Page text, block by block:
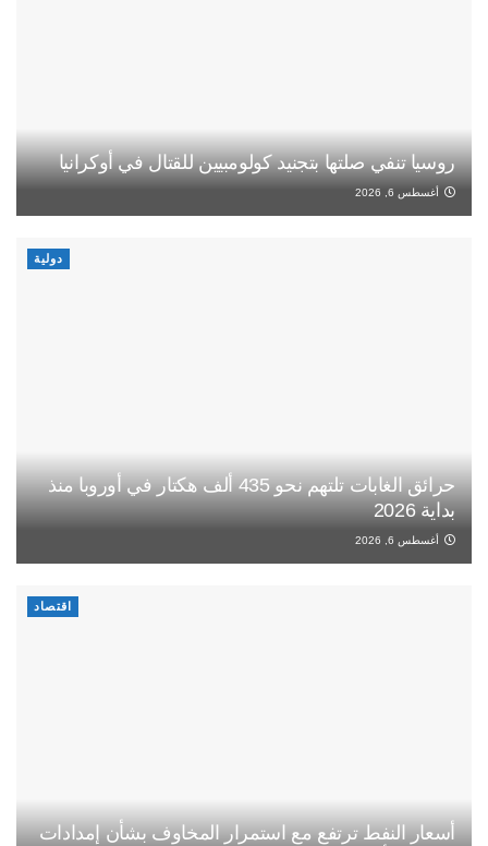
روسيا تنفي صلتها بتجنيد كولومبيين للقتال في أوكرانيا
أغسطس 6, 2026
دولية
حرائق الغابات تلتهم نحو 435 ألف هكتار في أوروبا منذ
بداية 2026
أغسطس 6, 2026
اقتصاد
أسعار النفط ترتفع مع استمرار المخاوف بشأن إمدادات